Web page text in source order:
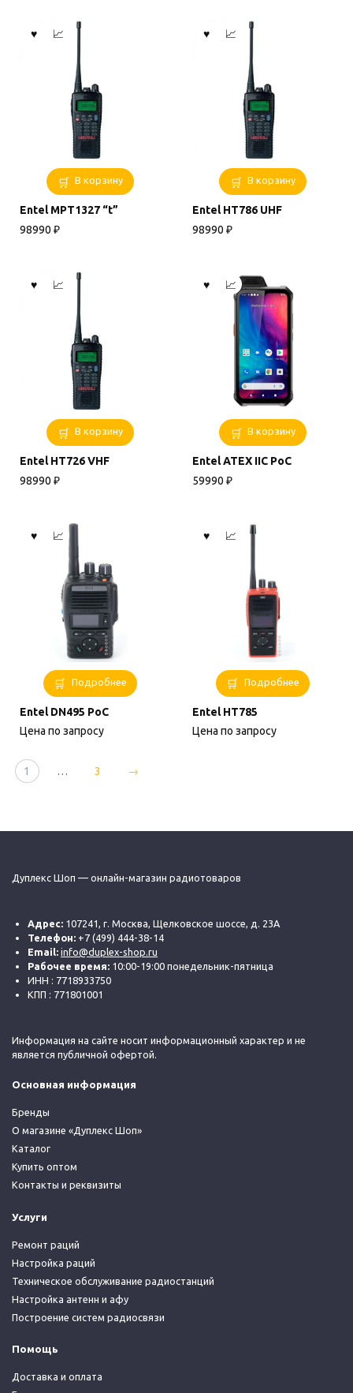
В корзину
Entel MPT1327 “t”
98990 ₽
В корзину
Entel HT786 UHF
98990 ₽
В корзину
Entel HT726 VHF
98990 ₽
В корзину
Entel ATEX IIC PoC
59990 ₽
Подробнее
Entel DN495 PoC
Цена по запросу
Подробнее
Entel HT785
Цена по запросу
1 … 3 →
Дуплекс Шоп — онлайн-магазин радиотоваров
Адрес: 107241, г. Москва, Щелковское шоссе, д. 23А
Телефон: +7 (499) 444-38-14
Email: info@duplex-shop.ru
Рабочее время: 10:00-19:00 понедельник-пятница
ИНН : 7718933750
КПП : 771801001
Информация на сайте носит информационный характер и не
является публичной офертой.
Основная информация
Бренды
О магазине «Дуплекс Шоп»
Каталог
Купить оптом
Контакты и реквизиты
Услуги
Ремонт раций
Настройка раций
Техническое обслуживание радиостанций
Настройка антенн и афу
Построение систем радиосвязи
Помощь
Доставка и оплата